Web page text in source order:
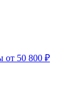
от 50 800 ₽